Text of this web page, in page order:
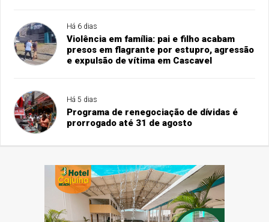
Há 6 dias
Violência em família: pai e filho acabam
presos em flagrante por estupro, agressão
e expulsão de vítima em Cascavel
Há 5 dias
Programa de renegociação de dívidas é
prorrogado até 31 de agosto